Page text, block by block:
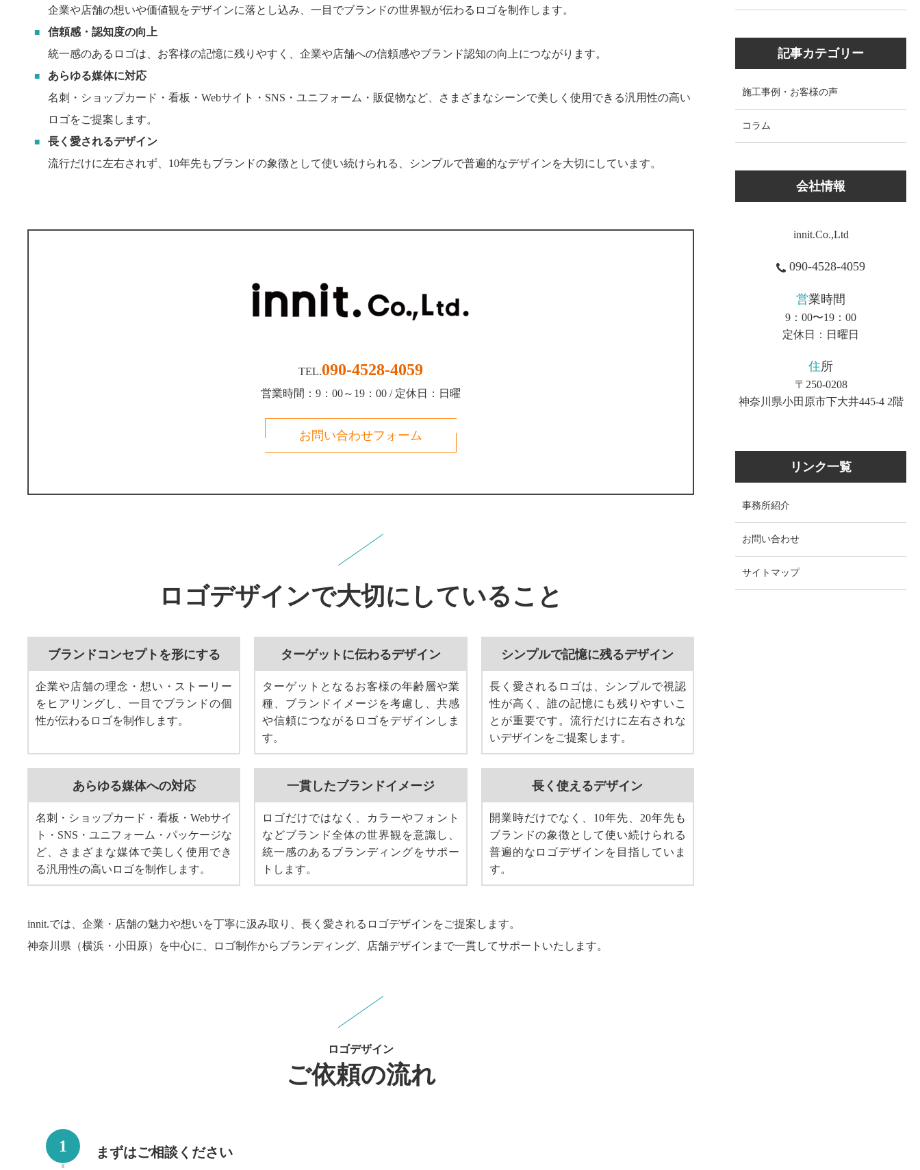
企業や店舗の想いや価値観をデザインに落とし込み、一目でブランドの世界観が伝わるロゴを制作します。
信頼感・認知度の向上
統一感のあるロゴは、お客様の記憶に残りやすく、企業や店舗への信頼感やブランド認知の向上につながります。
あらゆる媒体に対応
名刺・ショップカード・看板・Webサイト・SNS・ユニフォーム・販促物など、さまざまなシーンで美しく使用できる汎用性の高い
ロゴをご提案します。
長く愛されるデザイン
流行だけに左右されず、10年先もブランドの象徴として使い続けられる、シンプルで普遍的なデザインを大切にしています。
TEL.090-4528-4059
営業時間：9：00～19：00 / 定休日：日曜
お問い合わせフォーム
ロゴデザインで大切にしていること
ブランドコンセプトを形にする
企業や店舗の理念・想い・ストーリー
をヒアリングし、一目でブランドの個
性が伝わるロゴを制作します。
ターゲットに伝わるデザイン
ターゲットとなるお客様の年齢層や業
種、ブランドイメージを考慮し、共感
や信頼につながるロゴをデザインしま
す。
シンプルで記憶に残るデザイン
長く愛されるロゴは、シンプルで視認
性が高く、誰の記憶にも残りやすいこ
とが重要です。流行だけに左右されな
いデザインをご提案します。
あらゆる媒体への対応
名刺・ショップカード・看板・Webサイ
ト・SNS・ユニフォーム・パッケージな
ど、さまざまな媒体で美しく使用でき
る汎用性の高いロゴを制作します。
一貫したブランドイメージ
ロゴだけではなく、カラーやフォント
などブランド全体の世界観を意識し、
統一感のあるブランディングをサポー
トします。
長く使えるデザイン
開業時だけでなく、10年先、20年先も
ブランドの象徴として使い続けられる
普遍的なロゴデザインを目指していま
す。
innit.では、企業・店舗の魅力や想いを丁寧に汲み取り、長く愛されるロゴデザインをご提案します。
神奈川県（横浜・小田原）を中心に、ロゴ制作からブランディング、店舗デザインまで一貫してサポートいたします。
ロゴデザイン
ご依頼の流れ
まずはご相談ください
ン・設計工事（静岡県
記事カテゴリー
施工事例・お客様の声
コラム
会社情報
innit.Co.,Ltd
090-4528-4059
営業時間
9：00〜19：00
定休日：日曜日
住所
〒250-0208
神奈川県小田原市下大井445-4 2階
リンク一覧
事務所紹介
お問い合わせ
サイトマップ